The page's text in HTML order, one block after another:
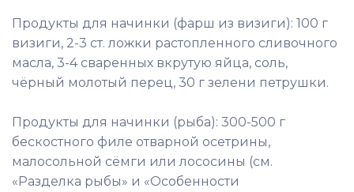
Продукты для начинки (фарш из визиги): 100 г
визиги, 2-3 ст. ложки растопленного сливочного
масла, 3-4 сваренных вкрутую яйца, соль,
чёрный молотый перец, 30 г зелени петрушки.
Продукты для начинки (рыба): 300-500 г
бескостного филе отварной осетрины,
малосольной сёмги или лососины (см.
«Разделка рыбы» и «Особенности